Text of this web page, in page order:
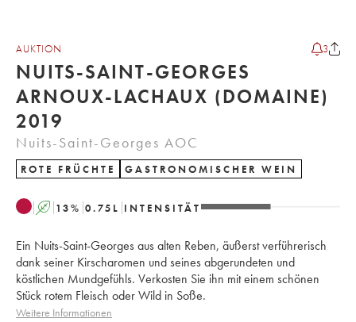
AUKTION 3
NUITS-SAINT-GEORGES
ARNOUX-LACHAUX (DOMAINE)
2019
Nuits-Saint-Georges AOC
ROTE FRÜCHTE GASTRONOMISCHER WEIN
A 13% 0.75 L INTENSITÄT
Ein Nuits-Saint-Georges aus alten Reben, äußerst verführerisch
dank seiner Kirscharomen und seines abgerundeten und
köstlichen Mundgefühls. Verkosten Sie ihn mit einem schönen
Stück rotem Fleisch oder Wild in Soße.
Weitere Informationen